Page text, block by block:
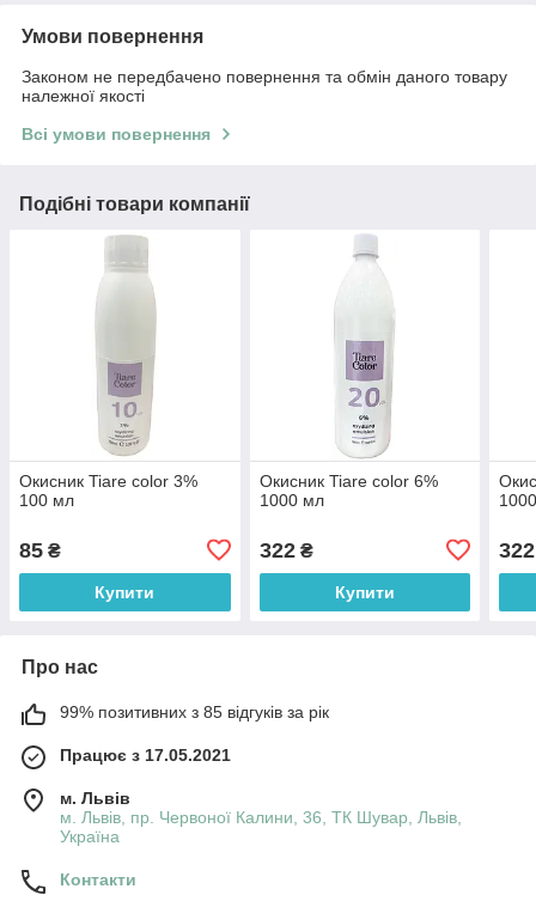
Умови повернення
Законом не передбачено повернення та обмін даного товару
належної якості
Всі умови повернення
Подібні товари компанії
Окисник Tiare color 3%
100 мл
85 ₴
Купити
Окисник Tiare color 6%
1000 мл
322₴
Купити
322
Про нас
99% позитивних з 85 відгуків за рік
Працює з 17.05.2021
м. Львів
м. Львів, пр. Червоної Калини, 36, ТК Шувар, Львів,
Україна
Контакти